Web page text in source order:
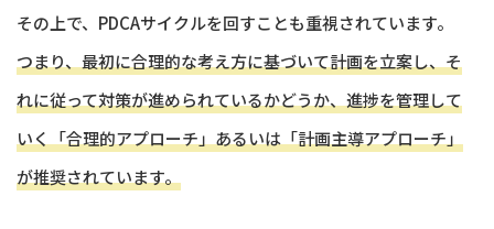
その上で、PDCAサイクルを回すことも重視されています。
つまり、最初に合理的な考え方に基づいて計画を立案し、そ
れに従って対策が進められているかどうか、進捗を管理して
いく「合理的アプローチ」あるいは「計画主導アプローチ」
が推奨されています。